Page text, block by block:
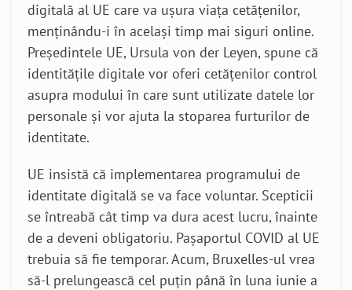
digitală al UE care va ușura viața cetățenilor,
menținându-i în același timp mai siguri online.
Președintele UE, Ursula von der Leyen, spune că
identitățile digitale vor oferi cetățenilor control
asupra modului în care sunt utilizate datele lor
personale și vor ajuta la stoparea furturilor de
identitate.
UE insistă că implementarea programului de
identitate digitală se va face voluntar. Scepticii
se întreabă cât timp va dura acest lucru, înainte
de a deveni obligatoriu. Pașaportul COVID al UE
trebuia să fie temporar. Acum, Bruxelles-ul vrea
să-l prelungească cel puțin până în luna iunie a